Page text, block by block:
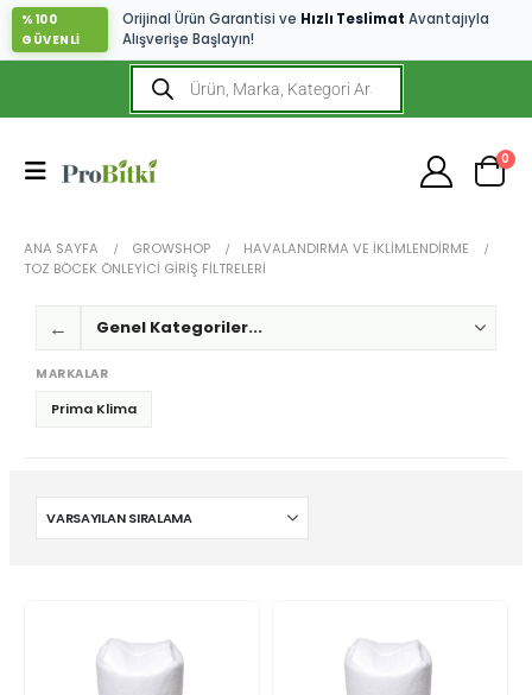
%100
GÜVENLİ
Orijinal Ürün Garantisi ve Hızlı Teslimat Avantajıyla
Alışverişe Başlayın!
0
ANA SAYFA GROWSHOP
HAVALANDIRMA VE İKLIMLENDIRME
TOZ BÖCEK ÖNLEYICI GIRIŞ FILTRELERI
←
MARKALAR
Prima Klima